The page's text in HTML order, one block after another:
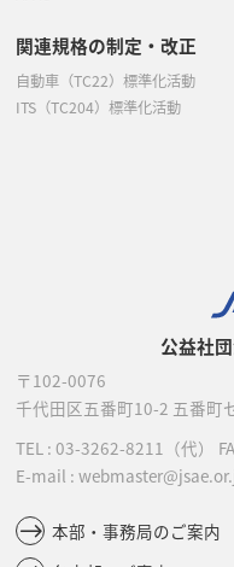
公益社
〒102-0076
千代田区五番町10-2 五番町
TEL : 03-3262-8211 （代）
E-mail :
本部・事務局のご案内
関連規格の制定・改正
自動車（TC22）標準化活動
ITS（TC204）標準化活動